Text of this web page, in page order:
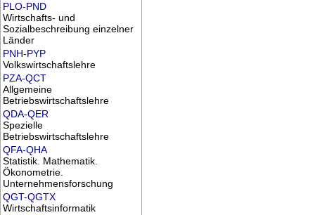
PLO-PND
Wirtschafts- und
Sozialbeschreibung einzelner
Länder
PNH-PYP
Volkswirtschaftslehre
PZA-QCT
Allgemeine
Betriebswirtschaftslehre
QDA-QER
Spezielle
Betriebswirtschaftslehre
QFA-QHA
Statistik. Mathematik.
Ökonometrie.
Unternehmensforschung
QGT-QGTX
Wirtschaftsinformatik